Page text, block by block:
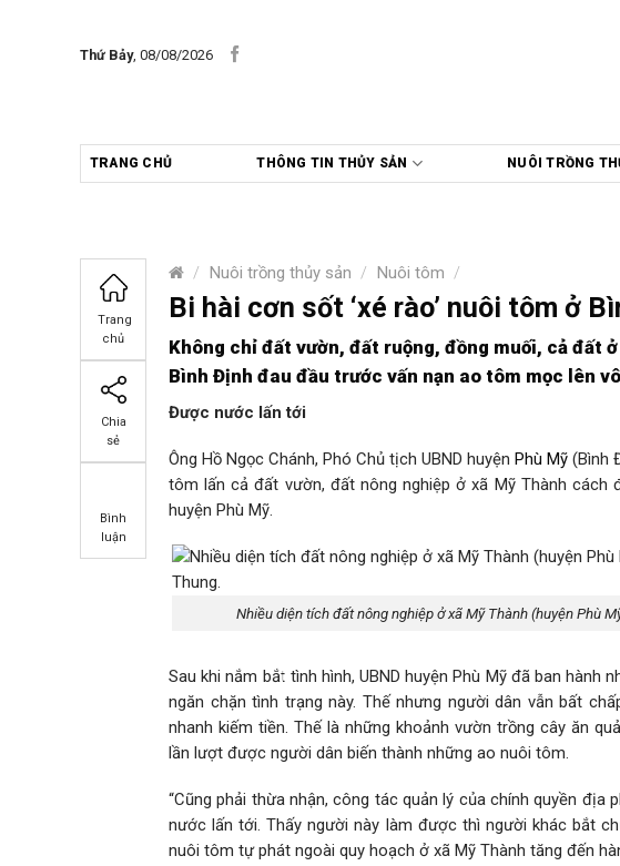
Thứ Bảy, 08/08/2026
TRANG CHỦ THÔNG TIN THỦY SẢN NUÔI TRỒNG
/ Nuôi trồng thủy sản / Nuôi tôm /
Trang
chủ
Chia
sẻ
Bình
luận
Bi hài cơn sốt ‘xé rào’ nuôi tôm ở
Không chỉ đất vườn, đất ruộng, đồng muối, cả đất
Bình Định đau đầu trước vấn nạn ao tôm mọc lên
Được nước lấn tới
Ông Hồ Ngọc Chánh, Phó Chủ tịch UBND huyện Phù Mỹ (Bình
tôm lấn cả đất vườn, đất nông nghiệp ở xã Mỹ Thành
huyện Phù Mỹ.
Nhiều diện tích đất nông nghiệp ở xã Mỹ Thành (huyện Phù
Sau khi nắm bắt tình hình, UBND huyện Phù Mỹ đã ban
ngăn chặn tình trạng này. Thế nhưng người dân vẫn bất
nhanh kiếm tiền. Thế là những khoảnh vườn trồng cây ăn
lần lượt được người dân biến thành những ao nuôi tôm.
“Cũng phải thừa nhận, công tác quản lý của chính quyền
nước lấn tới. Thấy người này làm được thì người khác bắt
nuôi tôm tự phát ngoài quy hoạch ở xã Mỹ Thành tăng đến